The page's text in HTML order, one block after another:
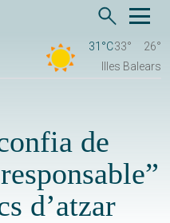
31°C33°
26°
Illes Balears
de
d’atzar